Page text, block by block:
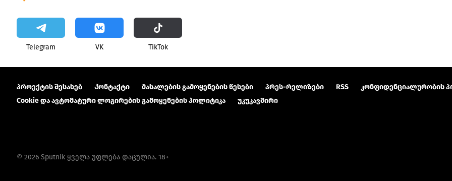
Telegram VK ТikТоk
პროექტის შესახებ Კონტაქტი მასალების გამოყენების წესები პრეს-რელიზები RSS
კონფიდენციალურობის
Cookie და ავტომატური ლოგირების გამოყენების პოლიტიკა
უკუკავშირი
© 2026 Sputnik ყველა უფლება დაცულია. 18+